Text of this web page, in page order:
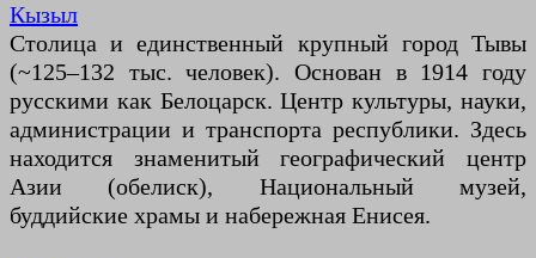
Кызыл
Столица и единственный крупный город Тывы
(~125–132 тыс. человек). Основан в 1914 году
русскими как Белоцарск. Центр культуры, науки,
администрации и транспорта республики. Здесь
находится знаменитый географический центр
Азии (обелиск), Национальный музей,
буддийские храмы и набережная Енисея.